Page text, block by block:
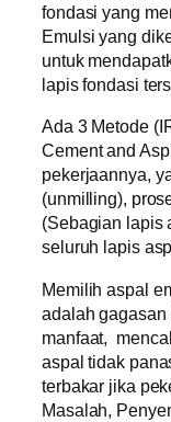
fondasi yang
Emulsi yang
untuk
lapis fondasi
Ada 3 Metode
Cement and
pekerjaannya,
(unmilling),
(Sebagian lapis
seluruh lapis
Memilih aspal
adalah gagasan
manfaat,
aspal tidak
terbakar jika
Masalah,